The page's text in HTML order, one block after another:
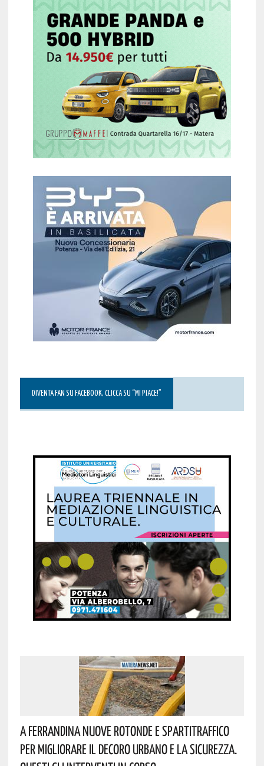
DIVENTA FAN SU FACEBOOK, CLICCA SU “MI PIACE!”
A Ferrandina Nuove Rotonde E Spartitraffico
Per Migliorare Il Decoro Urbano E La Sicurezza.